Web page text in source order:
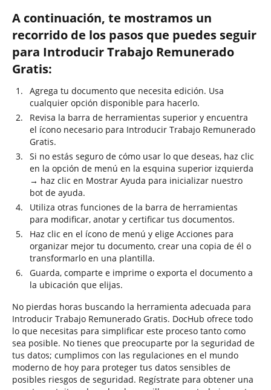
A continuación, te mostramos un
recorrido de los pasos que puedes seguir
para Introducir Trabajo Remunerado
Gratis:
Agrega tu documento que necesita edición. Usa
cualquier opción disponible para hacerlo.
Revisa la barra de herramientas superior y encuentra
el ícono necesario para Introducir Trabajo Remunerado
Gratis.
Si no estás seguro de cómo usar lo que deseas, haz clic
en la opción de menú en la esquina superior izquierda
→ haz clic en Mostrar Ayuda para inicializar nuestro
bot de ayuda.
Utiliza otras funciones de la barra de herramientas
para modificar, anotar y certificar tus documentos.
Haz clic en el ícono de menú y elige Acciones para
organizar mejor tu documento, crear una copia de él o
transformarlo en una plantilla.
Guarda, comparte e imprime o exporta el documento a
la ubicación que elijas.
No pierdas horas buscando la herramienta adecuada para
Introducir Trabajo Remunerado Gratis. DocHub ofrece todo
lo que necesitas para simplificar este proceso tanto como
sea posible. No tienes que preocuparte por la seguridad de
tus datos; cumplimos con las regulaciones en el mundo
moderno de hoy para proteger tus datos sensibles de
posibles riesgos de seguridad. Regístrate para obtener una